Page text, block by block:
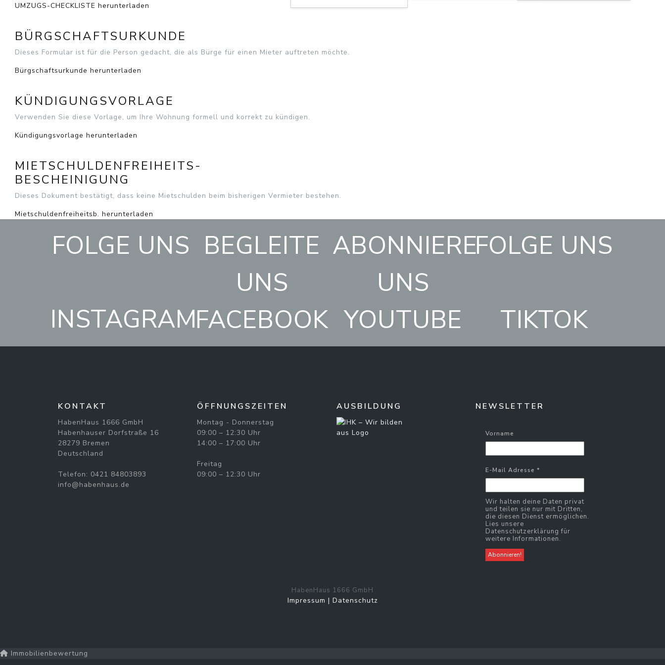
UMZUGS-CHECKLISTE herunterladen
BÜRGSCHAFTSURKUNDE
Dieses Formular ist für die Person gedacht, die als Bürge für einen Mieter auftreten möchte.
Bürgschaftsurkunde herunterladen
KÜNDIGUNGSVORLAGE
Verwenden Sie diese Vorlage, um Ihre Wohnung formell und korrekt zu kündigen.
Kündigungsvorlage herunterladen
MIETSCHULDENFREIHEITS-
BESCHEINIGUNG
Dieses Dokument bestätigt, dass keine Mietschulden beim bisherigen Vermieter bestehen.
Mietschuldenfreiheitsb. herunterladen
FOLGE UNS
INSTAGRAM
BEGLEITE
UNS
FACEBOOK
ABONNIERE
UNS
YOUTUBE
FOLGE UNS
TIKTOK
KONTAKT
HabenHaus 1666 GmbH
Habenhauser Dorfstraße 16
28279 Bremen
Deutschland
Telefon: 0421 84803893
info@habenhaus.de
ÖFFNUNGSZEITEN
Montag - Donnerstag
09:00 – 12:30 Uhr
14:00 – 17:00 Uhr
Freitag
09:00 – 12:30 Uhr
AUSBILDUNG NEWSLETTER
Vorname
E-Mail Adresse *
Wir halten deine Daten privat
und teilen sie nur mit Dritten,
die diesen Dienst ermöglichen.
Lies unsere
Datenschutzerklärung für
weitere Informationen.
HabenHaus 1666 GmbH
Impressum | Datenschutz
Immobilienbewertung